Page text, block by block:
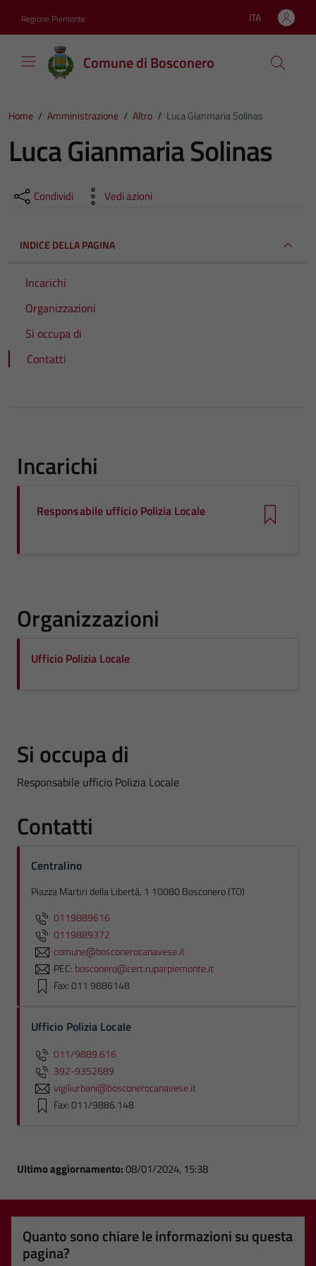
Regione Piemonte Lingua attiva:
ITA
Comune di Bosconero
Home / Amministrazione / Altro / Luca Gianmaria Solinas
Luca Gianmaria Solinas
Condividi Vedi azioni
INDICE DELLA PAGINA
Incarichi
Organizzazioni
Si occupa di
Contatti
Incarichi
Responsabile ufficio Polizia Locale
Organizzazioni
Ufficio Polizia Locale
Si occupa di
Responsabile ufficio Polizia Locale
Contatti
Centralino
Piazza Martiri della Libertà, 1 10080 Bosconero (TO)
0119889616
0119889372
comune@bosconerocanavese.it
PEC: bosconero@cert.ruparpiemonte.it
Fax: 011 9886148
Ufficio Polizia Locale
011/9889.616
392-9352689
vigiliurbani@bosconerocanavese.it
Fax: 011/9886.148
Ultimo aggiornamento:08/01/2024, 15:38
Quanto sono chiare le informazioni su questa
pagina?